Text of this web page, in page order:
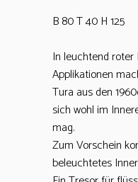
B 80 T 40 H 125
In leuchtend
Applikationen
Tura aus den
sich wohl im
mag.
Zum Vorschein
beleuchtetes